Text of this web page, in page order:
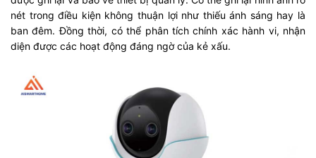
nét trong điều kiện không thuận lợi như thiếu ánh sáng hay là
ban đêm. Đồng thời, có thể phân tích chính xác hành vi, nhận
diện được các hoạt động đáng ngờ của kẻ xấu.